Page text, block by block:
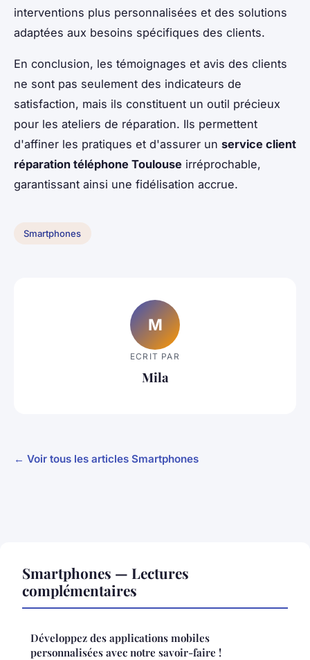
interventions plus personnalisées et des solutions
adaptées aux besoins spécifiques des clients.
En conclusion, les témoignages et avis des clients
ne sont pas seulement des indicateurs de
satisfaction, mais ils constituent un outil précieux
pour les ateliers de réparation. Ils permettent
d'affiner les pratiques et d'assurer un service client
réparation téléphone Toulouse irréprochable,
garantissant ainsi une fidélisation accrue.
Smartphones
M
ECRIT PAR
Mila
← Voir tous les articles Smartphones
Smartphones — Lectures
complémentaires
Développez des applications mobiles
personnalisées avec notre savoir-faire !